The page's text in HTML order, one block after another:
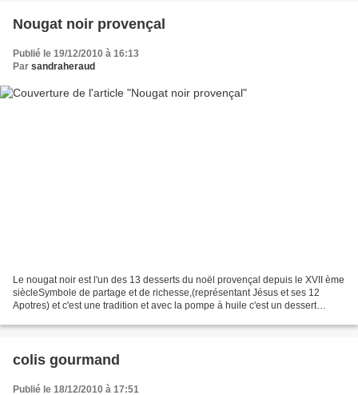
Nougat noir provençal
Publié le 19/12/2010 à 16:13
Par sandraheraud
Le nougat noir est l'un des 13 desserts du noël provençal depuis le XVII ème
siècleSymbole de partage et de richesse,(représentant Jésus et ses 12
Apotres) et c'est une tradition et avec la pompe à huile c'est un dessert
colis gourmand
Publié le 18/12/2010 à 17:51